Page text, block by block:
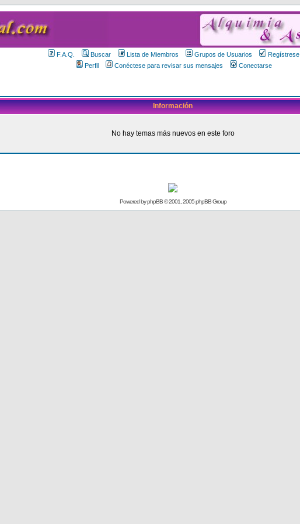
F.A.Q. Buscar Lista de Miembros Grupos de Usuarios
Regístrese
Perfil
Conéctese para revisar sus mensajes Conectarse
Información
No hay temas más nuevos en este foro
Powered byphpBB© 2001, 2005 phpBB Group